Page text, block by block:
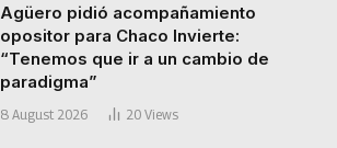
Agüero pidió acompañamiento
opositor para Chaco Invierte:
“Tenemos que ir a un cambio de
paradigma”
8 August 2026 20 Views